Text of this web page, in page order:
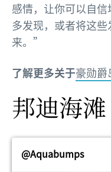
感情，让你可以自
多发现，或者将这
来。”
了解更多关于豪勋爵
邦迪海滩
@Aquabumps